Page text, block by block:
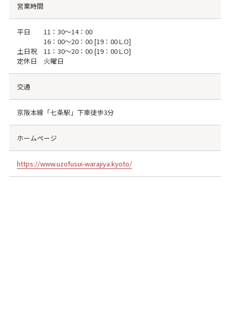
営業時間
平日 11：30～14：00
16：00～20：00 [19：00 L.O]
土日祝 11：30～20：00 [19：00 L.O]
定休日 火曜日
交通
京阪本線「七条駅」下車徒歩3分
ホームページ
https://www.uzofusui-warajiya.kyoto/